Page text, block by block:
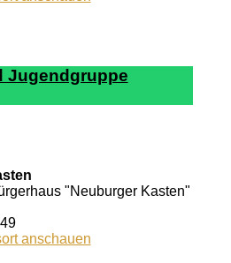
Ju­gend­grup­pe
"Neuburger Kasten"
anschauen